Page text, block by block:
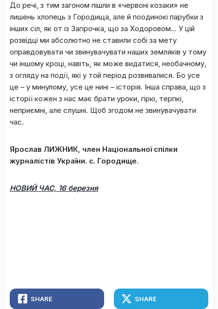
До речі, з тим загоном пішли в «червоні козаки» не
лишень хлопець з Городища, але й поодинокі парубки з
інших сіл, як от із Загірочка, що за Ходоровом… У цій
розвідці ми абсолютно не ставили собі за мету
оправдовувати чи звинувачувати наших земляків у тому
чи іншому кроці, навіть, як може видатися, необачному,
з огляду на події, які у той період розвивалися. Бо усе
це – у минулому, усе це нині – історія. Інша справа, що з
історії кожен з нас має брати уроки, гіркі, терпкі,
неприємні, але слушні. Щоб згодом не звинувачувати
час.
Ярослав ЛИЖНИК, член Національної спілки
журналістів України. с. Городище.
НОВИЙ ЧАС, 16 березня
SHARE SHARE